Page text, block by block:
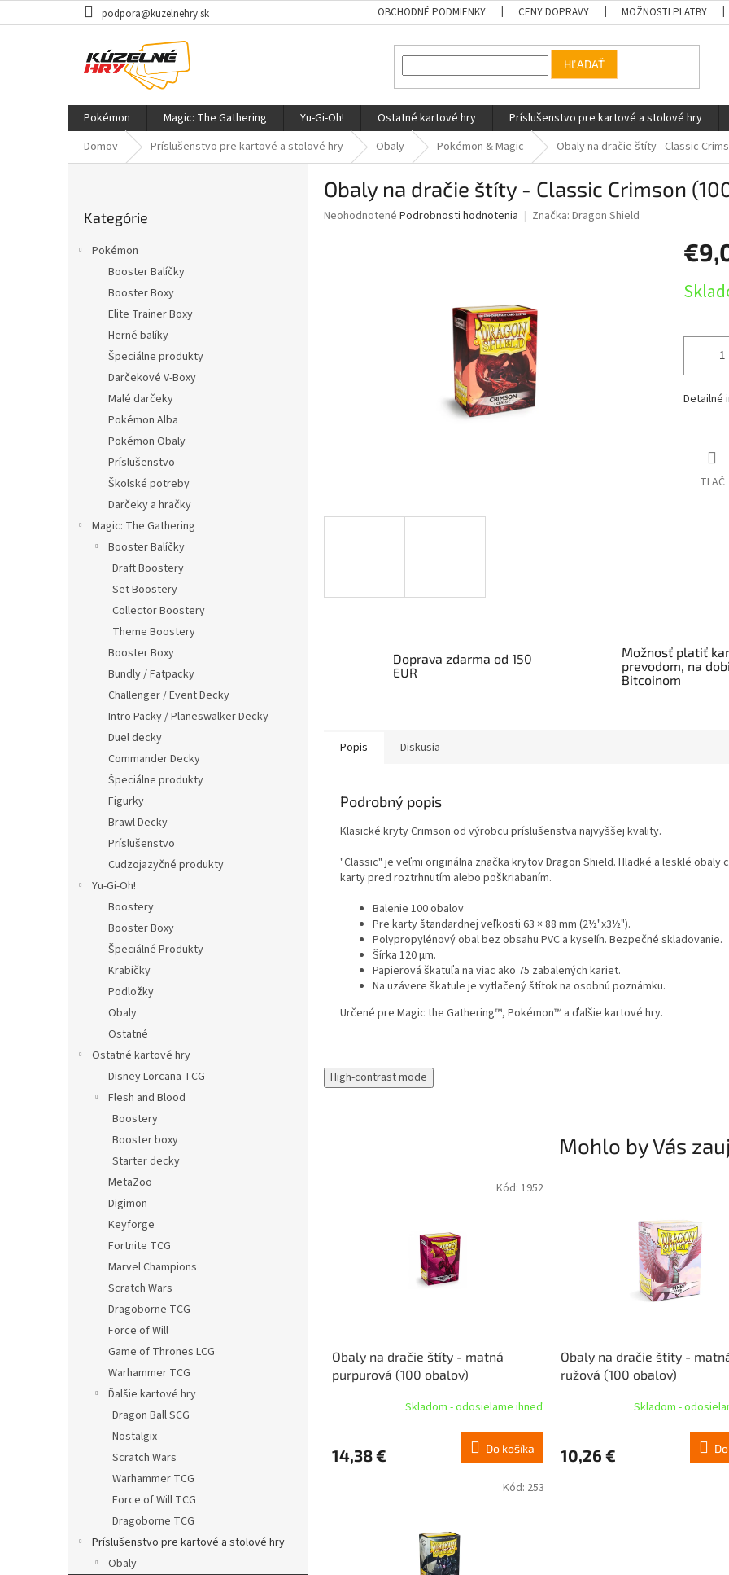
na
podpora@kuzelnehry.sk OBCHODNÉ PODMIENKY CENY DOPRAVY MOŽNOSTI PLATBY
HĽADAŤ
Pokémon Magic: The Gathering Yu-Gi-Oh! Ostatné kartové hry Príslušenstvo pre kartové a stolové hry
Domov
Príslušenstvo pre kartové a stolové hry Obaly Pokémon & Magic Obaly na dračie štíty - Classic
kategórie
Kategórie
Pokémon
Booster Balíčky
Booster Boxy
Elite Trainer Boxy
Herné balíky
Špeciálne produkty
Darčekové V-Boxy
Malé darčeky
Pokémon Alba
Pokémon Obaly
Príslušenstvo
Školské potreby
Darčeky a hračky
Magic: The Gathering
Booster Balíčky
Draft Boostery
Set Boostery
Collector Boostery
Theme Boostery
Booster Boxy
Bundly / Fatpacky
Challenger / Event Decky
Intro Packy / Planeswalker Decky
Duel decky
Commander Decky
Špeciálne produkty
Figurky
Brawl Decky
Príslušenstvo
Cudzojazyčné produkty
Yu-Gi-Oh!
Boostery
Booster Boxy
Špeciálné Produkty
Krabičky
Podložky
Obaly
Ostatné
Ostatné kartové hry
Disney Lorcana TCG
Flesh and Blood
Boostery
Booster boxy
Starter decky
MetaZoo
Digimon
Keyforge
Fortnite TCG
Marvel Champions
Scratch Wars
Dragoborne TCG
Force of Will
Game of Thrones LCG
Warhammer TCG
Ďalšie kartové hry
Dragon Ball SCG
Nostalgix
Scratch Wars
Warhammer TCG
Force of Will TCG
Dragoborne TCG
Príslušenstvo pre kartové a stolové hry
Obaly
Obaly na dračie štíty - Classic Crimson
Priemerné
Neohodnotené Podrobnosti hodnotenia Značka: Dragon Shield
cena:
Detailné
TLAČ
Doprava zdarma od 150
EUR
Možnosť platiť
prevodom, na
Bitcoinom
Popis Diskusia
Podrobný popis
Klasické kryty Crimson od výrobcu príslušenstva najvyššej kvality.
"Classic" je veľmi originálna značka krytov Dragon Shield. Hladké a lesklé obaly
karty pred roztrhnutím alebo poškriabaním.
Balenie 100 obalov
Pre karty štandardnej veľkosti 63 × 88 mm (2½"x3½").
Polypropylénový obal bez obsahu PVC a kyselín. Bezpečné skladovanie.
Šírka 120 μm.
Papierová škatuľa na viac ako 75 zabalených kariet.
Na uzávere škatule je vytlačený štítok na osobnú poznámku.
Určené pre Magic the Gathering™, Pokémon™ a ďalšie kartové hry.
High-contrast mode
Mohlo by Vás
Obaly na dračie štíty - matná
purpurová (100 obalov)
Skladom - odosielame ihneď
14,38 € Do košíka
Kód: 1952
Obaly na dračie štíty -
ružová (100 obalov)
Skladom -
10,26 €
Kód: 253